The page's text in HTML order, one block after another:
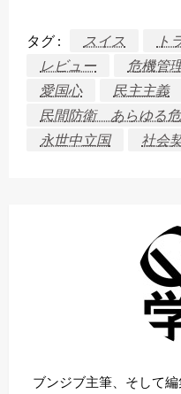
タグ : スイス ト
レビュー
危機管
愛国心
民主主義
民間防衛 あらゆる
永世中立国
社会
ブンジブ主筆、そして